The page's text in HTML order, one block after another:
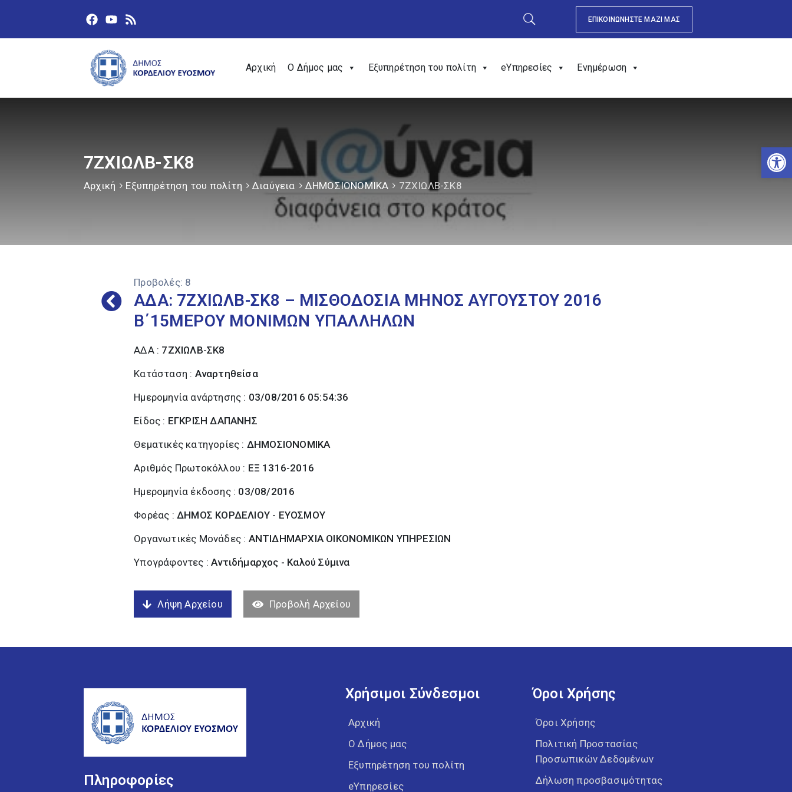
ΕΠΙΚΟΙΝΩΝΗΣΤΕ ΜΑΖΙ ΜΑΣ
Αρχική Ο Δήμος μας Εξυπηρέτηση του πολίτη eΥπηρεσίες Ενημέρωση
7ΖΧΙΩΛΒ-ΣΚ8
Αρχική Εξυπηρέτηση του πολίτη Διαύγεια ΔΗΜΟΣΙΟΝΟΜΙΚΑ 7ΖΧΙΩΛΒ-ΣΚ8
Προβολές: 8
ΑΔΑ: 7ΖΧΙΩΛΒ-ΣΚ8 – ΜΙΣΘΟΔΟΣΙΑ ΜΗΝΟΣ ΑΥΓΟΥΣΤΟΥ 2016
Β΄15ΜΕΡΟΥ ΜΟΝΙΜΩΝ ΥΠΑΛΛΗΛΩΝ
ΑΔΑ : 7ΖΧΙΩΛΒ-ΣΚ8
Κατάσταση : Αναρτηθείσα
Ημερομηνία ανάρτησης : 03/08/2016 05:54:36
Είδος : ΕΓΚΡΙΣΗ ΔΑΠΑΝΗΣ
Θεματικές κατηγορίες : ΔΗΜΟΣΙΟΝΟΜΙΚΑ
Αριθμός Πρωτοκόλλου : ΕΞ 1316-2016
Ημερομηνία έκδοσης : 03/08/2016
Φορέας :ΔΗΜΟΣ ΚΟΡΔΕΛΙΟΥ - ΕΥΟΣΜΟΥ
Οργανωτικές Μονάδες : ΑΝΤΙΔΗΜΑΡΧΙΑ ΟΙΚΟΝΟΜΙΚΩΝ ΥΠΗΡΕΣΙΩΝ
Υπογράφοντες :Αντιδήμαρχος - Καλού Σύµινα
Λήψη Αρχείου Προβολή Αρχείου
Πληροφορίες
Χρήσιμοι Σύνδεσμοι
Αρχική
Ο Δήμος μας
Εξυπηρέτηση του πολίτη
eΥπηρεσίες
Όροι Χρήσης
Όροι Χρήσης
Πολιτική Προστασίας
Προσωπικών Δεδομένων
Δήλωση προσβασιμότητας